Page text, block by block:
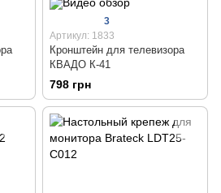
3
Артикул: 1833
Кронштейн для телевизора
КВАДО К-41
798 грн